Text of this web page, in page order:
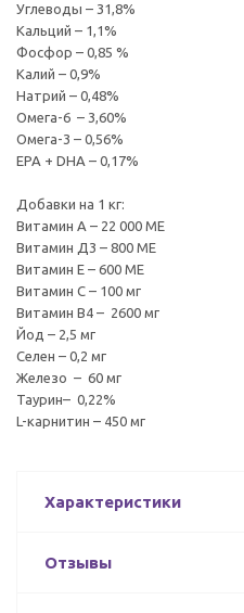
Углеводы – 31,8%
Кальций – 1,1%
Фосфор – 0,85 %
Калий – 0,9%
Натрий – 0,48%
Омега-6 – 3,60%
Омега-3 – 0,56%
EPA + DHA – 0,17%
Добавки на 1 кг:
Витамин А – 22 000 МЕ
Витамин Д3 – 800 МЕ
Витамин Е – 600 МЕ
Витамин С – 100 мг
Витамин В4 – 2600 мг
Йод – 2,5 мг
Селен – 0,2 мг
Железо – 60 мг
Таурин– 0,22%
L-карнитин – 450 мг
Характеристики
Отзывы